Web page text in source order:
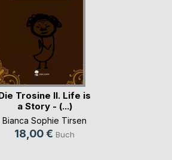
Trosine II. Life is
a Story - (...)
Bianca Sophie Tirsen
18,00 € Buch